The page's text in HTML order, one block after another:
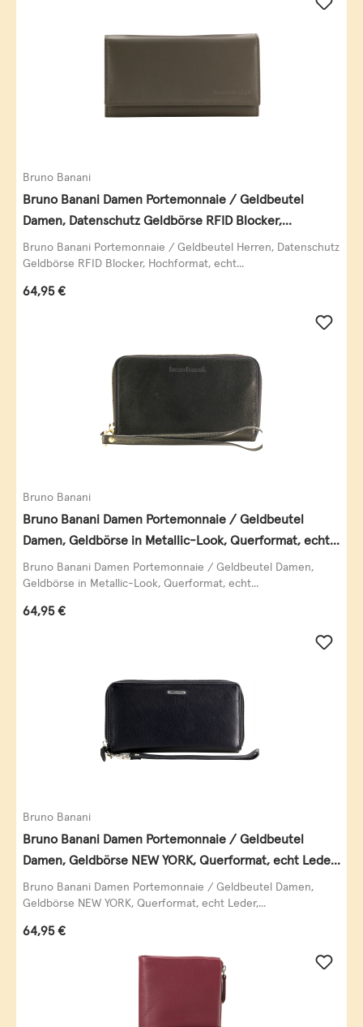
Bruno Banani
Bruno Banani Damen Portemonnaie / Geldbeutel
Damen, Datenschutz Geldbörse RFID Blocker,
Querformat, echt Leder, taupe
Bruno Banani Portemonnaie / Geldbeutel Herren, Datenschutz
Geldbörse RFID Blocker, Hochformat, echt...
Regulärer Preis:
64,95 €
Bruno Banani
Bruno Banani Damen Portemonnaie / Geldbeutel
Damen, Geldbörse in Metallic-Look, Querformat, echt
Leder, schwarz-gold
Bruno Banani Damen Portemonnaie / Geldbeutel Damen,
Geldbörse in Metallic-Look, Querformat, echt...
Regulärer Preis:
64,95 €
Bruno Banani
Bruno Banani Damen Portemonnaie / Geldbeutel
Damen, Geldbörse NEW YORK, Querformat, echt Leder,
schwarz
Bruno Banani Damen Portemonnaie / Geldbeutel Damen,
Geldbörse NEW YORK, Querformat, echt Leder,...
Regulärer Preis:
64,95 €